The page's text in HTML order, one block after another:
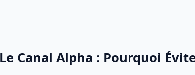
Le Canal Alpha : Pourquoi